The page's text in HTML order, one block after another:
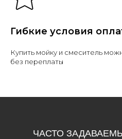
Гибкие условия
Купить мойку и смеситель
без переплаты
ЧАСТО